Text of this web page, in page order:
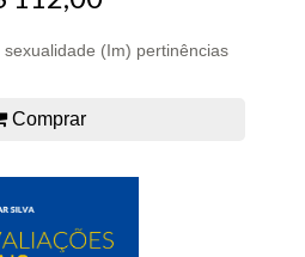
(Im) pertinências
Comprar